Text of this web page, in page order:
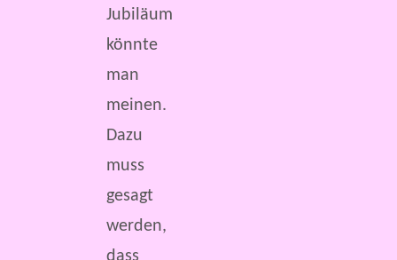
Jubiläum
könnte
man
meinen.
Dazu
muss
gesagt
werden,
dass